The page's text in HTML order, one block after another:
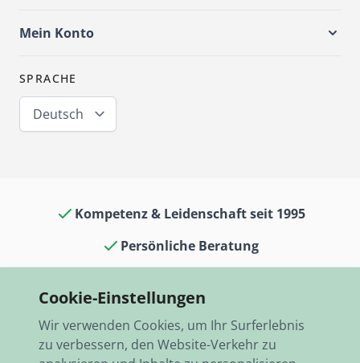
Mein Konto
SPRACHE
Deutsch
Kompetenz & Leidenschaft seit 1995
Persönliche Beratung
13.000 Artikel auf Lager
Schneller Versand, weltweit
Cookie-Einstellungen
Wir verwenden Cookies, um Ihr Surferlebnis
zu verbessern, den Website-Verkehr zu